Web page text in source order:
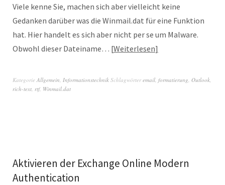
Viele kenne Sie, machen sich aber vielleicht keine
Gedanken darüber was die Winmail.dat für eine Funktion
hat. Hier handelt es sich aber nicht per se um Malware.
Obwohl dieser Dateiname… Weiterlesen
Kategorie Allgemein, Informationstechnik Schlagwörteremail, formatierung, Outlook,
rich-text, rtf, Winmail.dat
Aktivieren der Exchange Online Modern
Authentication